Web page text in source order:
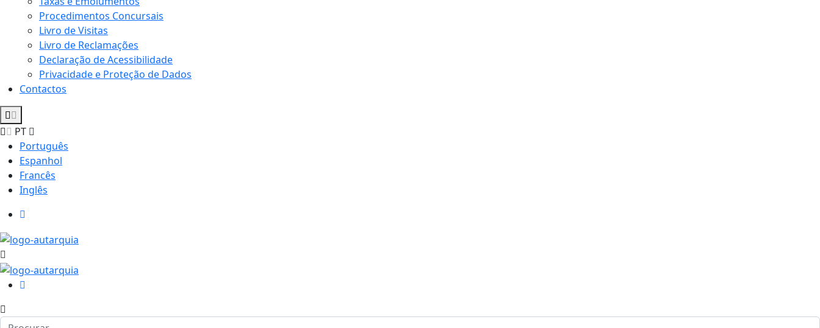
Procedimentos Concursais
Livro de Visitas
Livro de Reclamações
Declaração de Acessibilidade
Privacidade e Proteção de Dados
Contactos
PT
Português
Espanhol
Francês
Inglês